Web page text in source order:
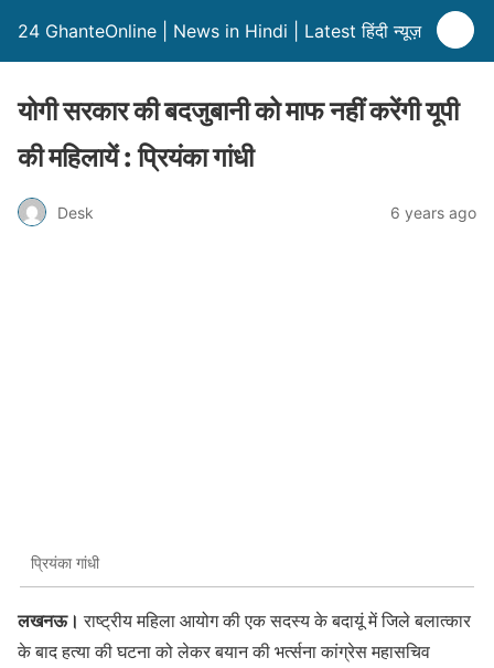
24 GhanteOnline | News in Hindi | Latest हिंदी न्यूज़
योगी सरकार की बदजुबानी को माफ नहीं करेंगी यूपी
की महिलायें : प्रियंका गांधी
Desk 6 years ago
प्रियंका गांधी
लखनऊ। राष्‍ट्रीय महिला आयोग की एक सदस्य के बदायूं में जिले बलात्कार
के बाद हत्या की घटना को लेकर बयान की भर्त्सना कांग्रेस महासचिव